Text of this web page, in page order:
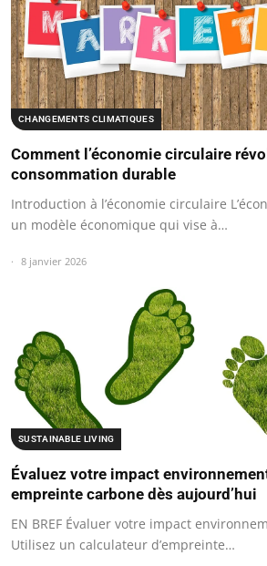
CHANGEMENTS CLIMATIQUES
Comment l’économie circulaire
consommation durable
Introduction à l’économie circulaire
un modèle économique qui vise à…
8 janvier 2026
SUSTAINABLE LIVING
Évaluez votre impact
empreinte carbone dès aujourd’hui
EN BREF Évaluer votre impact
Utilisez un calculateur d’empreinte…